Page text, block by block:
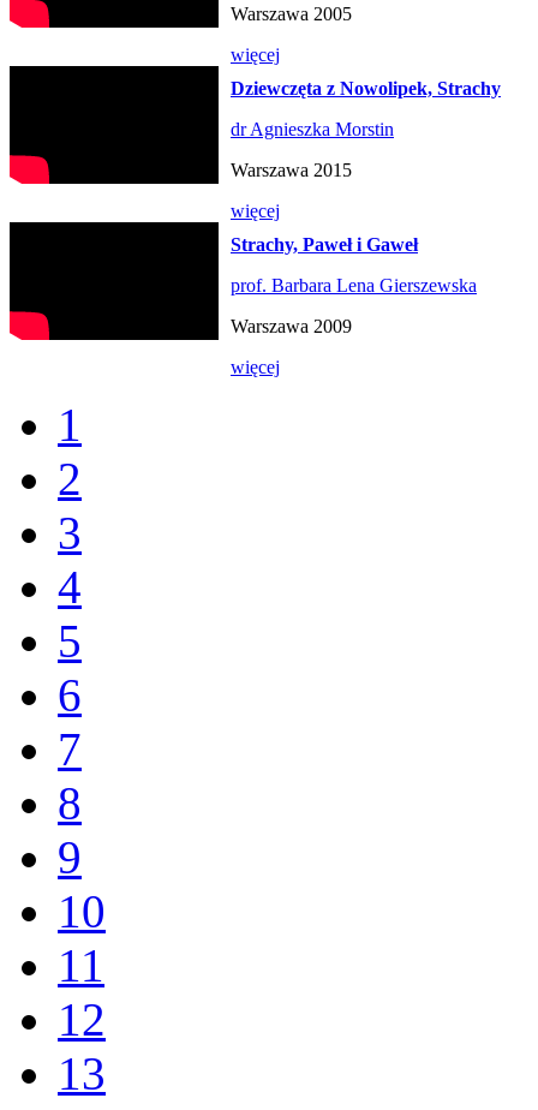
Warszawa 2005
więcej
Dziewczęta z Nowolipek, Strachy
dr Agnieszka Morstin
Warszawa 2015
więcej
Strachy, Paweł i Gaweł
prof. Barbara Lena Gierszewska
Warszawa 2009
więcej
1
2
3
4
5
6
7
8
9
10
11
12
13